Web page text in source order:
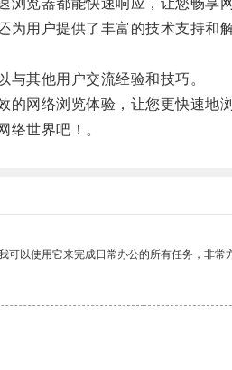
览器都能快速响应，让您畅享网
用户提供了丰富的技术支持和
其他用户交流经验和技巧。
网络浏览体验，让您更快速地浏
世界吧！。
以使用它来完成日常办公的所有任务，非常